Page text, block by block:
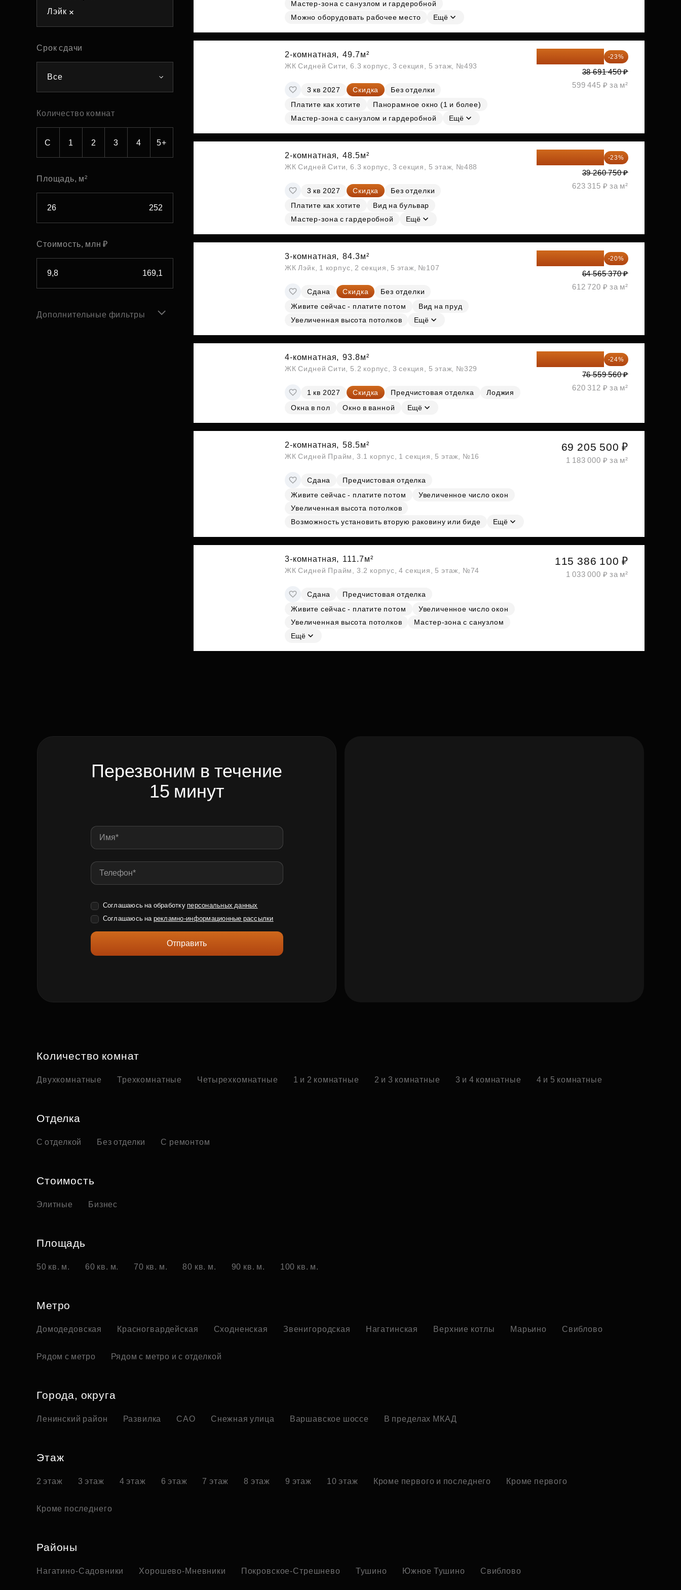
Рефинансирование
Субсидии
Лэйк
Срок сдачи
Все
Количество комнат
С 1 2 3 4 5+
Площадь, м²
Стоимость, млн ₽
Дополнительные фильтры
Мастер-зона с санузлом и гардеробной
Можно оборудовать рабочее место
Ещё
2-комнатная, 49.7м²
ЖК Сидней Сити, 6.3 корпус, 3 секция, 5 этаж, №493
3 кв 2027 Скидка
Без отделки
Платите как хотите
Панорамное окно (1 и более)
Мастер-зона с санузлом и гардеробной
Ещё
-23%
38 691 450 ₽
599 445 ₽ за м²
2-комнатная, 48.5м²
ЖК Сидней Сити, 6.3 корпус, 3 секция, 5 этаж, №488
3 кв 2027 Скидка
Без отделки
Платите как хотите
Вид на бульвар
Мастер-зона с гардеробной
Ещё
-23%
39 260 750 ₽
623 315 ₽ за м²
3-комнатная, 84.3м²
ЖК Лэйк, 1 корпус, 2 секция, 5 этаж, №107
Сдана Скидка
Без отделки
Живите сейчас - платите потом
Вид на пруд
Увеличенная высота потолков
Ещё
-20%
64 565 370 ₽
612 720 ₽ за м²
4-комнатная, 93.8м²
ЖК Сидней Сити, 5.2 корпус, 3 секция, 5 этаж, №329
1 кв 2027 Скидка Предчистовая отделка
Лоджия
Окна в пол
Окно в ванной Ещё
-24%
76 559 560 ₽
620 312 ₽ за м²
2-комнатная, 58.5м²
ЖК Сидней Прайм, 3.1 корпус, 1 секция, 5 этаж, №16
Сдана
Предчистовая отделка
Живите сейчас - платите потом
Увеличенное число окон
Увеличенная высота потолков
Возможность установить вторую раковину или биде
Ещё
69 205 500 ₽
1 183 000 ₽ за м²
3-комнатная, 111.7м²
ЖК Сидней Прайм, 3.2 корпус, 4 секция, 5 этаж, №74
Сдана
Предчистовая отделка
Живите сейчас - платите потом
Увеличенное число окон
Увеличенная высота потолков
Мастер-зона с санузлом
Ещё
115 386 100 ₽
1 033 000 ₽ за м²
Перезвоним в течение
15 минут
Соглашаюсь на обработку персональных данных
Соглашаюсь на рекламно-информационные рассылки
Отправить
Количество комнат
Двухкомнатные Трехкомнатные Четырехкомнатные 1 и 2 комнатные 2 и 3 комнатные 3 и 4 комнатные 4 и 5 комнатные
Отделка
С отделкой Без отделки С ремонтом
Стоимость
Элитные Бизнес
Площадь
50 кв. м. 60 кв. м. 70 кв. м. 80 кв. м. 90 кв. м. 100 кв. м.
Метро
Домодедовская Красногвардейская Сходненская Звенигородская Нагатинская Верхние котлы Марьино Свиблово
Рядом с метро Рядом с метро и с отделкой
Города, округа
Ленинский район Развилка САО Снежная улица Варшавское шоссе В пределах МКАД
Этаж
2 этаж 3 этаж 4 этаж 6 этаж 7 этаж 8 этаж 9 этаж 10 этаж Кроме первого и последнего Кроме первого
Кроме последнего
Районы
Нагатино-Садовники Хорошево-Мневники Покровское-Стрешнево Тушино Южное Тушино Свиблово